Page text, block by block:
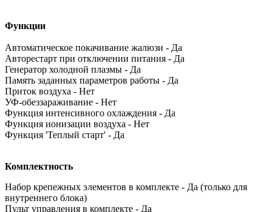
Функции
Автоматическое покачивание жалюзи - Да
Авторестарт при отключении питания - Да
Генератор холодной плазмы - Да
Память заданных параметров работы - Да
Приток воздуха - Нет
УФ-обеззараживание - Нет
Функция интенсивного охлаждения - Да
Функция ионизации воздуха - Нет
Функция 'Теплый старт' - Да
Комплектность
Набор крепежных элементов в комплекте - Да (только для
внутреннего блока)
Пульт управления в комплекте - Да